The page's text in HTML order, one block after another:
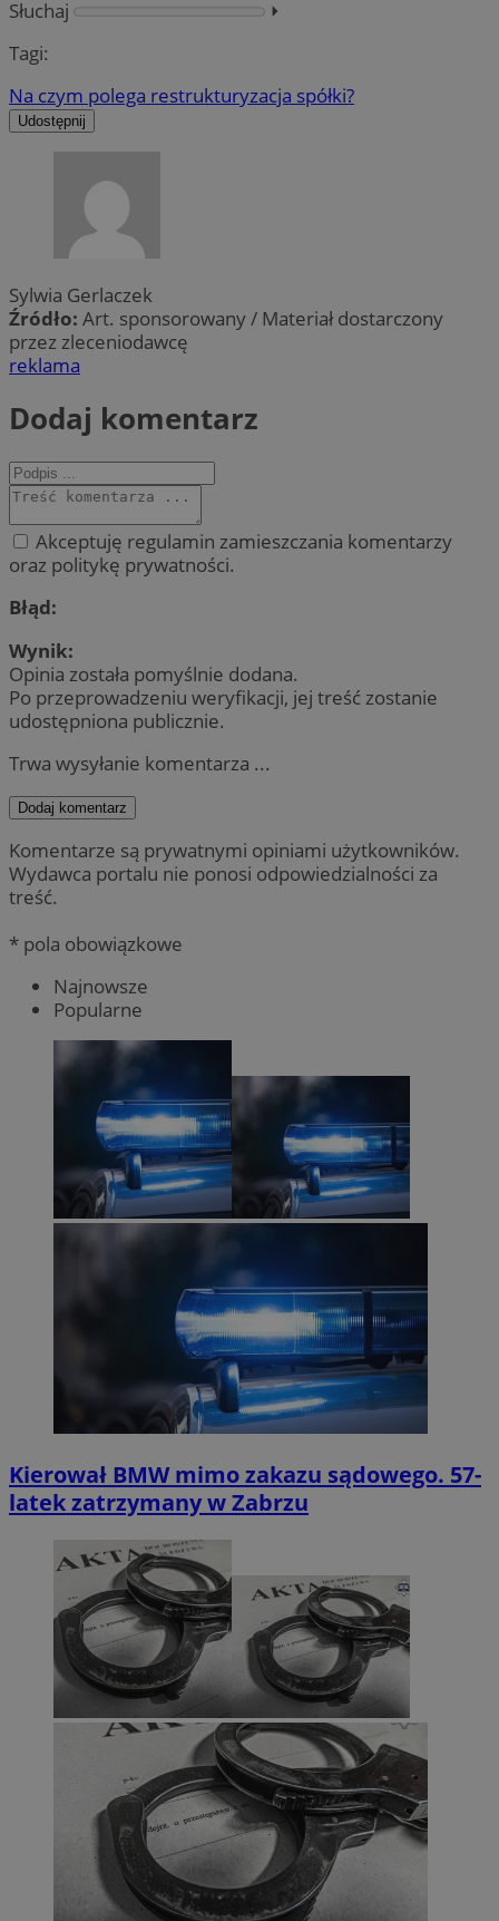
Słuchaj
⏵︎
Tagi:
Na czym polega restrukturyzacja spółki?
Udostępnij
Sylwia Gerlaczek
Źródło: Art. sponsorowany / Materiał dostarczony
przez zleceniodawcę
reklama
Dodaj komentarz
Akceptuję regulamin zamieszczania komentarzy
oraz politykę prywatności.
Błąd:
Wynik:
Opinia została pomyślnie dodana.
Po przeprowadzeniu weryfikacji, jej treść zostanie
udostępniona publicznie.
Trwa wysyłanie komentarza ...
Dodaj komentarz
Komentarze są prywatnymi opiniami użytkowników.
Wydawca portalu nie ponosi odpowiedzialności za
treść.
* pola obowiązkowe
Najnowsze
Popularne
Kierował BMW mimo zakazu sądowego. 57-
latek zatrzymany w Zabrzu